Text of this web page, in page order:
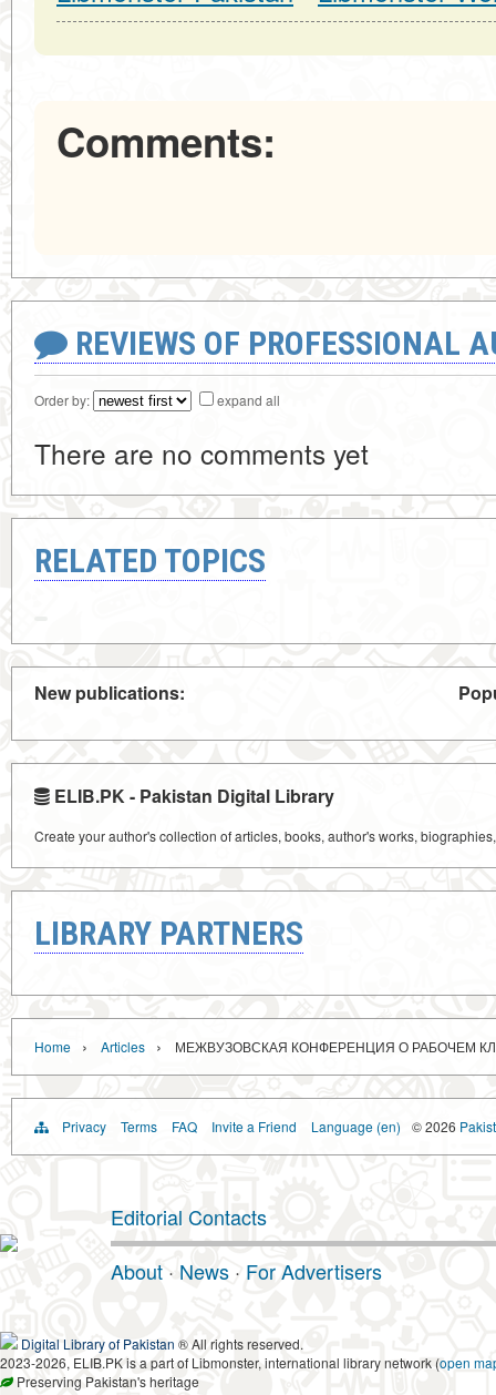
Comments:
REVIEWS OF PROFESSIONAL
Order by: expand all
There are no comments yet
RELATED TOPICS
New publications:
ELIB.PK - Pakistan Digital Library
Create your author's collection of articles, books, author's works,
LIBRARY PARTNERS
Home › Articles › МЕЖВУЗОВСКАЯ КОНФЕРЕНЦИЯ О РАБОЧЕМ
Privacy Terms FAQ Invite a Friend Language (en) © 2026
Editorial Contacts
About · News · For Advertisers
Digital Library of Pakistan ® All rights reserved.
2023-2026, ELIB.PK is a part of Libmonster, international library network (open
Preserving Pakistan's heritage